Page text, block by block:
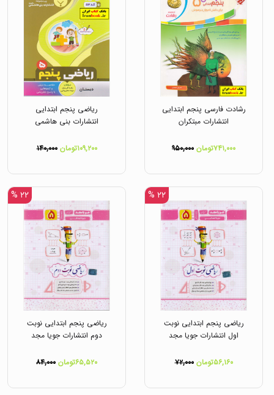
رشادت فارسی پنجم ابتدایی
انتشارات مبتکران
۷۴۱,۰۰۰تومان ۹۵۰,۰۰۰
ریاضی پنجم ابتدایی
انتشارات بنی هاشمی
۱۰۹,۲۰۰تومان ۱۴۰,۰۰۰
۲۲ %
ریاضی پنجم ابتدایی نوبت
اول انتشارات جویا مجد
۵۶,۱۶۰تومان ۷۲,۰۰۰
۲۲ %
ریاضی پنجم ابتدایی نوبت
دوم انتشارات جویا مجد
۶۵,۵۲۰تومان ۸۴,۰۰۰